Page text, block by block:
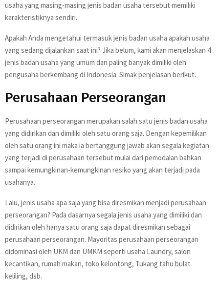
usaha yang masing-masing jenis badan usaha tersebut memiliki
karakteristiknya sendiri.
Apakah Anda mengetahui termasuk jenis badan usaha apakah usaha
yang sedang dijalankan saat ini? Jika belum, kami akan menjelaskan 4
jenis badan usaha yang umum dan paling banyak dimiliki oleh
pengusaha berkembang di Indonesia. Simak penjelasan berikut.
Perusahaan Perseorangan
Perusahaan perseorangan merupakan salah satu jenis badan usaha
yang didirikan dan dimiliki oleh satu orang saja. Dengan kepemilikan
oleh satu orang ini maka ia bertanggung jawab akan segala kegiatan
yang terjadi di perusahaan tersebut mulai dari pemodalan bahkan
sampai kemungkinan-kemungkinan resiko yang akan terjadi pada
usahanya.
Lalu, jenis usaha apa saja yang bisa diresmikan menjadi perusahaan
perseorangan? Pada dasarnya segala jenis usaha yang dimiliki dan
didirikan oleh hanya satu orang saja dapat diresmikan sebagai
perusahaan perseorangan. Mayoritas perusahaan perseorangan
didominasi oleh UKM dan UMKM seperti usaha Laundry, salon
kecantikan, rumah makan, toko kelontong, Tukang tahu bulat
keliling, dsb.